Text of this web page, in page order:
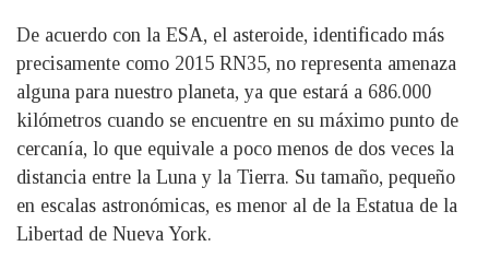
De acuerdo con la ESA, el asteroide, identificado más
precisamente como 2015 RN35, no representa amenaza
alguna para nuestro planeta, ya que estará a 686.000
kilómetros cuando se encuentre en su máximo punto de
cercanía, lo que equivale a poco menos de dos veces la
distancia entre la Luna y la Tierra. Su tamaño, pequeño
en escalas astronómicas, es menor al de la Estatua de la
Libertad de Nueva York.